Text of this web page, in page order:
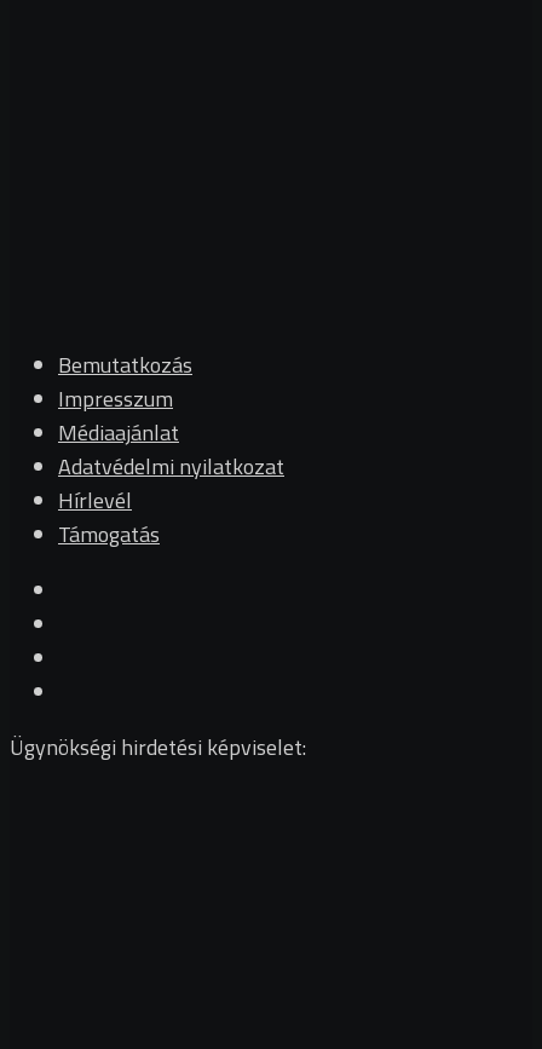
Bemutatkozás
Impresszum
Médiaajánlat
Adatvédelmi nyilatkozat
Hírlevél
Támogatás
Ügynökségi hirdetési képviselet: